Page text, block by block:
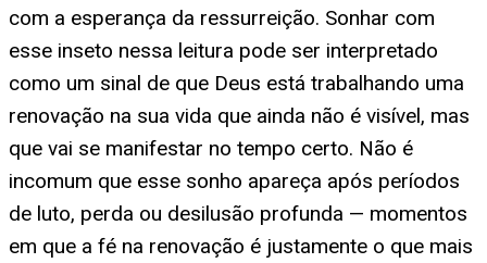
com a esperança da ressurreição. Sonhar com
esse inseto nessa leitura pode ser interpretado
como um sinal de que Deus está trabalhando uma
renovação na sua vida que ainda não é visível, mas
que vai se manifestar no tempo certo. Não é
incomum que esse sonho apareça após períodos
de luto, perda ou desilusão profunda — momentos
em que a fé na renovação é justamente o que mais